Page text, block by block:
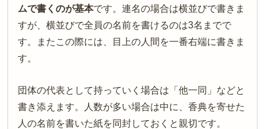
ムで書くのが基本です。連名の場合は横並びで書きま
すが、横並びで全員の名前を書けるのは3名までで
す。またこの際には、目上の人間を一番右端に書きま
す。
団体の代表として持っていく場合は「他一同」などと
書き添えます。人数が多い場合は中に、香典を寄せた
人の名前を書いた紙を同封しておくと親切です。